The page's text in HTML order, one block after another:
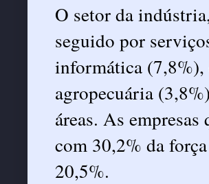
O setor da
seguido por
informática
agropecuária
áreas. As
com 30,2% da
20,5%.